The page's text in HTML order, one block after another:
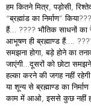
हम कितने मित्र, पड़ोसी,
“ब्रह्मांड का निर्माण”
हैं… ???? भौतिक साधनों का
आभूषण ही ब्रह्माण्ड हैं….
समझना होगा, बड़े होने का
जाएंगी…दूसरों को छोटा
हल्का करने की जगह नहीं
या शून्य से ब्रह्माण्ड का
काम में आओ, इससे कुछ नहीं